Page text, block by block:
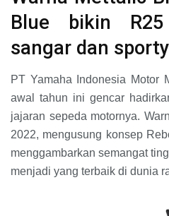
Blue bikin
sangar dan
PT Yamaha Indonesia Motor
awal tahun ini gencar
jajaran sepeda motornya.
2022, mengusung konsep
menggambarkan semangat
menjadi yang terbaik di dunia